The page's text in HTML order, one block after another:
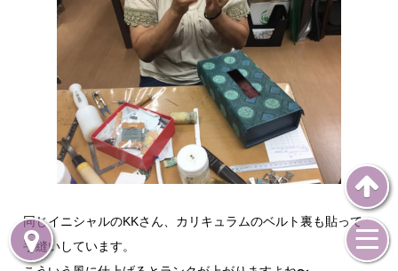
同じイニシャルのKKさん、カリキュラムのベルト裏も貼って
手縫いしています。